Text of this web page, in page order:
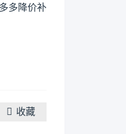
多降价补
收藏